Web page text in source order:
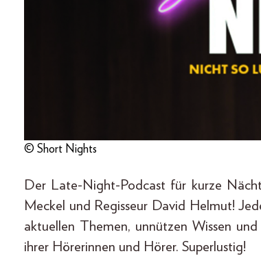
© Short Nights
Der Late-Night-Podcast für kurze
Meckel und Regisseur David Helmut!
aktuellen Themen, unnützen Wissen
ihrer Hörerinnen und Hörer. Superlustig!